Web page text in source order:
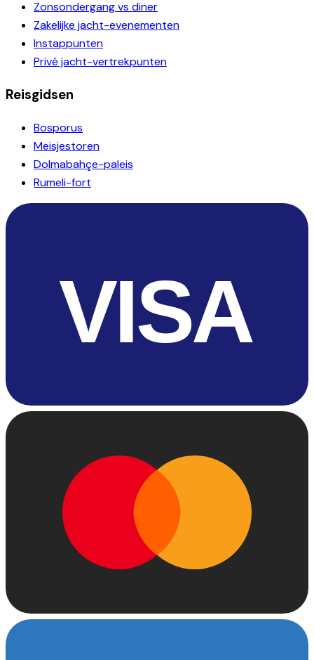
Zonsondergang vs diner
Zakelijke jacht-evenementen
Instappunten
Privé jacht-vertrekpunten
Reisgidsen
Bosporus
Meisjestoren
Dolmabahçe-paleis
Rumeli-fort
VISA